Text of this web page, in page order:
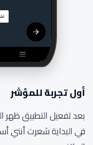
أول تجربة للمؤشر
بعد تفعيل التطبيق ظهر
في البداية شعرت أنني